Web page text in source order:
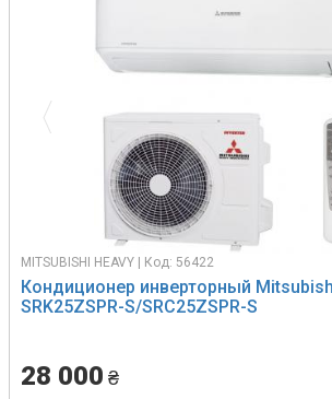
Previous
MITSUBISHI HEAVY | Код: 56422
Кондиционер инверторный
SRK25ZSPR-S/SRC25ZSPR-S
28 000 ₴